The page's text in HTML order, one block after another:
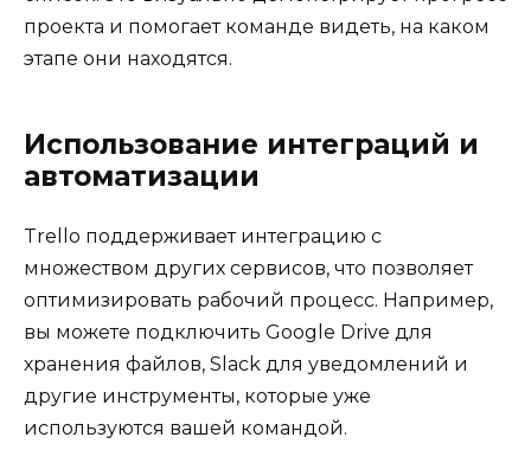
проекта и помогает команде видеть, на каком
этапе они находятся.
Использование интеграций и
автоматизации
Trello поддерживает интеграцию с
множеством других сервисов, что позволяет
оптимизировать рабочий процесс. Например,
вы можете подключить Google Drive для
хранения файлов, Slack для уведомлений и
другие инструменты, которые уже
используются вашей командой.